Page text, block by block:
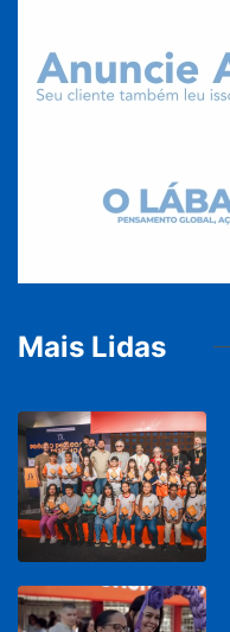
Mais Lidas